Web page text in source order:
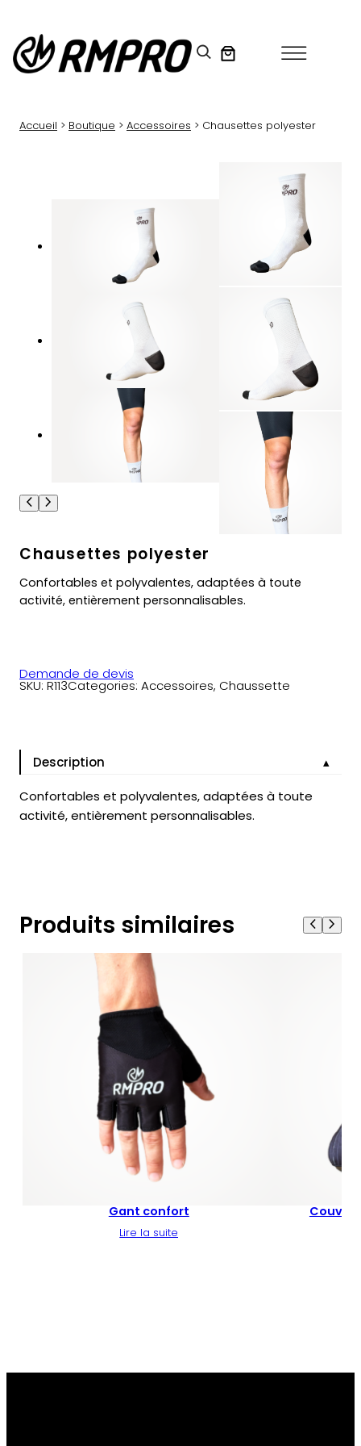
contenu
Accueil > Boutique > Accessoires > Chausettes polyester
Chausettes polyester
Confortables et polyvalentes, adaptées à toute
activité, entièrement personnalisables.
Demande de devis
SKU: R113Categories: Accessoires, Chaussette
Description
Confortables et polyvalentes, adaptées à toute
activité, entièrement personnalisables.
Produits similaires
Gant confort
Lire la suite
Couvre